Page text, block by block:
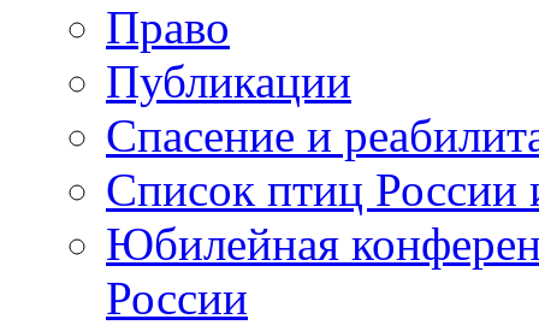
Право
Публикации
Спасение и
Список птиц России
Юбилейная
России